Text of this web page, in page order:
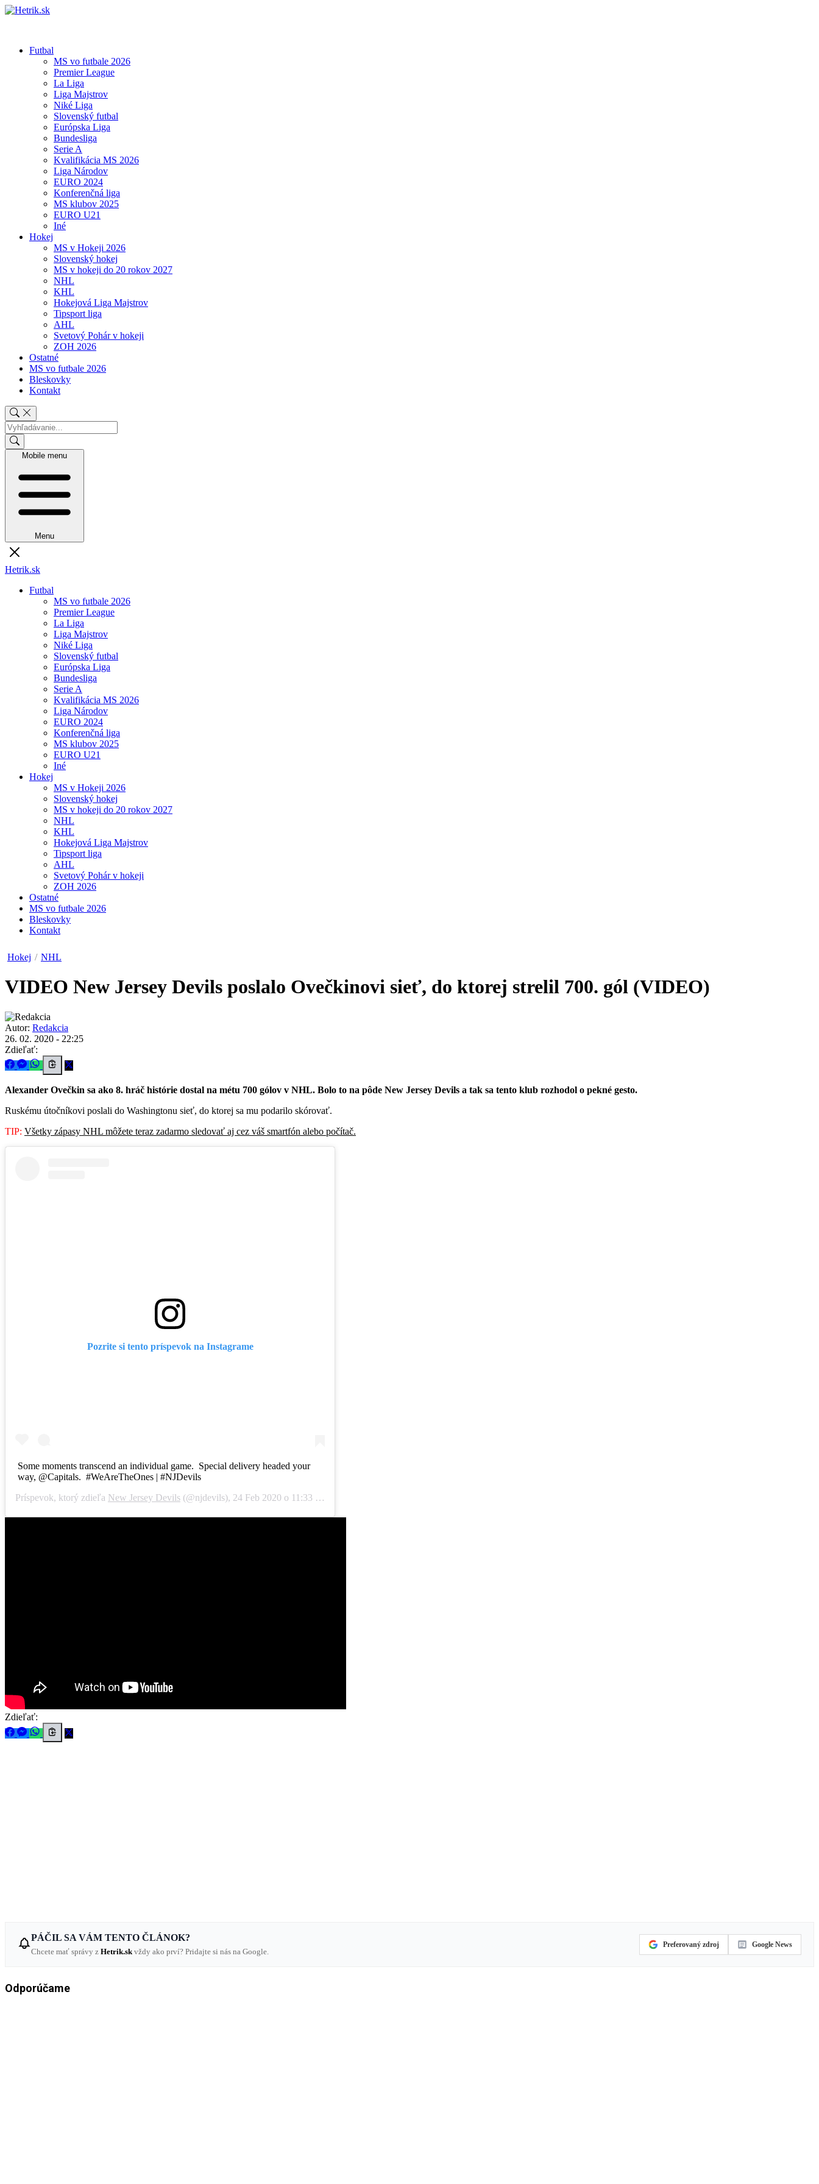
Futbal
MS vo futbale 2026
Premier League
La Liga
Liga Majstrov
Niké Liga
Slovenský futbal
Európska Liga
Bundesliga
Serie A
Kvalifikácia MS 2026
Liga Národov
EURO 2024
Konferenčná liga
MS klubov 2025
EURO U21
Iné
Hokej
MS v Hokeji 2026
Slovenský hokej
MS v hokeji do 20 rokov 2027
NHL
KHL
Hokejová Liga Majstrov
Tipsport liga
AHL
Svetový Pohár v hokeji
ZOH 2026
Ostatné
MS vo futbale 2026
Bleskovky
Kontakt
Mobile menu
Menu
Hetrik.sk
Futbal
MS vo futbale 2026
Premier League
La Liga
Liga Majstrov
Niké Liga
Slovenský futbal
Európska Liga
Bundesliga
Serie A
Kvalifikácia MS 2026
Liga Národov
EURO 2024
Konferenčná liga
MS klubov 2025
EURO U21
Iné
Hokej
MS v Hokeji 2026
Slovenský hokej
MS v hokeji do 20 rokov 2027
NHL
KHL
Hokejová Liga Majstrov
Tipsport liga
AHL
Svetový Pohár v hokeji
ZOH 2026
Ostatné
MS vo futbale 2026
Bleskovky
Kontakt
Hokej / NHL
VIDEO New Jersey Devils poslalo Ovečkinovi sieť, do ktorej strelil 700. gól (VIDEO)
Autor: Redakcia
26. 02. 2020 - 22:25
Zdieľať:
Alexander Ovečkin sa ako 8. hráč histórie dostal na métu 700 gólov v NHL. Bolo to na pôde New Jersey Devils a tak sa tento klub rozhodol o pekné gesto.
Ruskému útočníkovi poslali do Washingtonu sieť, do ktorej sa mu podarilo skórovať.
TIP: Všetky zápasy NHL môžete teraz zadarmo sledovať aj cez váš smartfón alebo počítač.
Pozrite si tento príspevok na Instagrame
Some moments transcend an individual game.⁣ ⁣ Special delivery headed your
way, @Capitals.⁣ ⁣ #WeAreTheOnes | #NJDevils
Príspevok, ktorý zdieľa New Jersey Devils (@njdevils), 24 Feb 2020 o 11:33 PST
Zdieľať:
PÁČIL SA VÁM TENTO ČLÁNOK?
Chcete mať správy z Hetrik.skvždy ako prví? Pridajte si nás na Google.
Preferovaný zdroj Google News
Odporúčame